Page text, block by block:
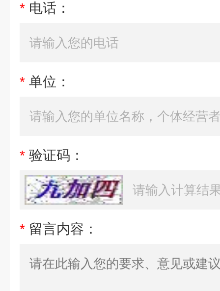
* 电话：
* 单位：
* 验证码：
* 留言内容：